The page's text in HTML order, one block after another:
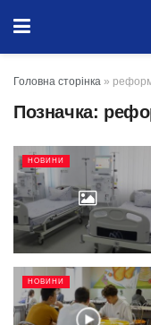
Головна сторінка »
Позначка:
НОВИНИ
НОВИНИ